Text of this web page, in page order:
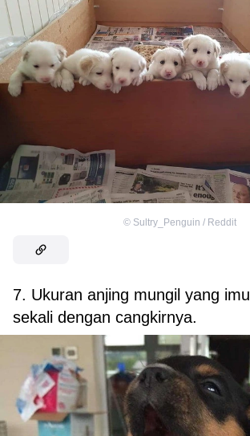
© Sultry_Penguin / Reddit
7. Ukuran anjing mungil yang
sekali dengan cangkirnya.